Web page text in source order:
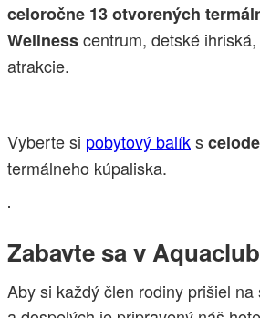
celoročne 13 otvorených
Wellnesscentrum, detské
atrakcie.
Vyberte si pobytový balíks
termálneho kúpaliska.
.
Zabavte sa v
Aby si každý člen rodiny prišiel